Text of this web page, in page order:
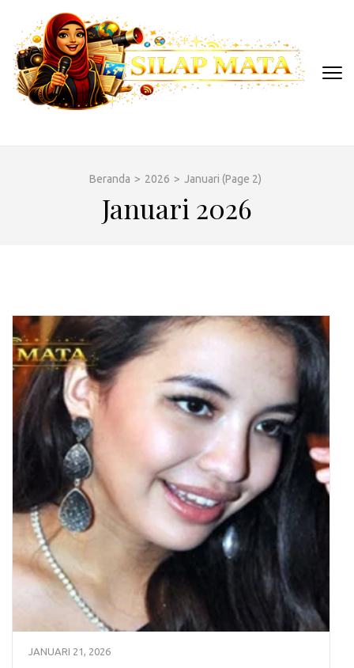
konten
(Tekan
Enter)
Beranda > 2026 > Januari (Page 2)
Januari 2026
JANUARI 21, 2026